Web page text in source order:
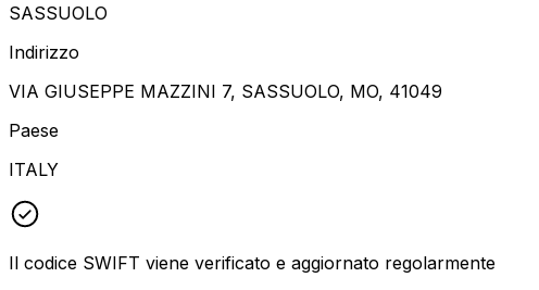
SASSUOLO
Indirizzo
VIA GIUSEPPE MAZZINI 7, SASSUOLO, MO, 41049
Paese
ITALY
Il codice SWIFT viene verificato e aggiornato regolarmente